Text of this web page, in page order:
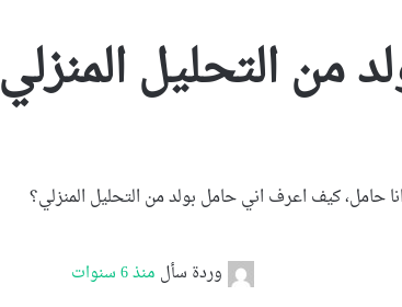
التحليل المنزلي
حامل، كيف اعرف اني حامل بولد من التحليل المنزلي؟
وردة سأل منذ 6 سنوات